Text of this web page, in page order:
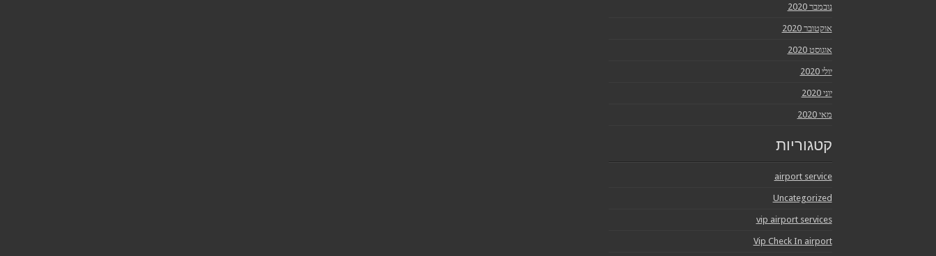
נובמבר 2020
אוקטובר 2020
אוגוסט 2020
יולי 2020
יוני 2020
מאי 2020
קטגוריות
airport service
Uncategorized
vip airport services
Vip Check In airport